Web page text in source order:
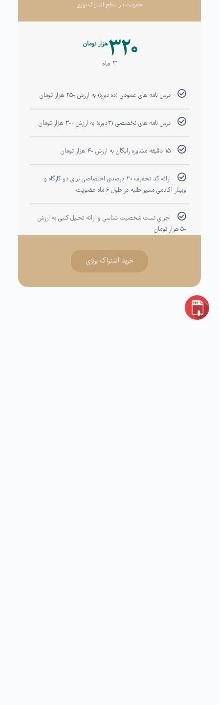
عضویت در سطح اشتراک برنزی
هزار تومان۳۲۰
۳ ماه
درس نامه های عمومی (ده دوره) به ارزش ۲۵۰ هزار تومان
درس نامه های تخصصی (۳دوره) به ارزش ۳۰۰ هزار تومان
۱۵ دقیقه مشاوره رایگان به ارزش ۴۰ هزار تومان
ارائه کد تخفیف ۳۰ درصدی اختصاصی برای دو کارگاه و
وبینار آکادمی مسیر طلبه در طول ۶ ماه عضویت
اجرای تست شخصیت شناسی و ارائه تحلیل کتبی به ارزش
۵۰ هزار تومان
خرید اشتراک برنزی